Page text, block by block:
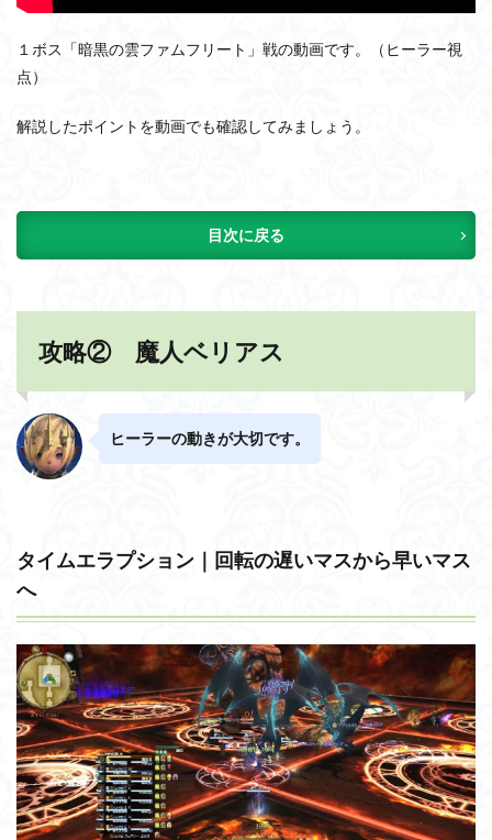
１ボス「暗黒の雲ファムフリート」戦の動画です。（ヒーラー視
点）
解説したポイントを動画でも確認してみましょう。
目次に戻る
攻略② 魔人ベリアス
ヒーラーの動きが大切です。
タイムエラプション｜回転の遅いマスから早いマス
へ